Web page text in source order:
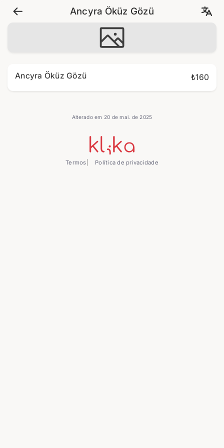
Ancyra Öküz Gözü
Ancyra Öküz Gözü ₺160
Alterado em 20 de mai. de 2025
Termos Política de privacidade